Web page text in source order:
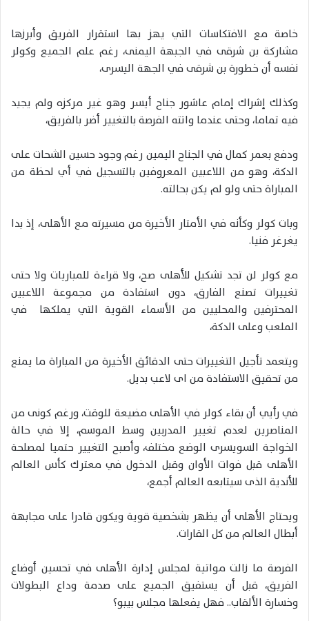
خاصة مع الافتكاسات التي يهز بها استقرار الفريق وأبرزها
مشاركة بن شرقى في الجبهة اليمنى، رغم علم الجميع وكولر
نفسه أن خطورة بن شرقى في الجهة اليسرى،
وكذلك إشراك إمام عاشور جناح أيسر وهو غير مركزه ولم يجيد
فيه تماما، وحتى عندما واتته الفرصة بالتغيير أضر بالفريق،
ودفع بعمر كمال في الجناح اليمين رغم وجود حسين الشحات على
الدكة، وهو من اللاعبين المعروفين بالتسجيل في أي لحظة من
المباراة حتى ولو لم يكن بحالته.
وبات كولر وكأنه في الأمتار الأخيرة من مسيرته مع الأهلى، إذ بدا
يغرغر فنيا.
مع كولر لن تجد تشكيل للأهلى صح، ولا قراءة للمباريات ولا حتى
تغييرات تصنع الفارق، دون استفادة من مجموعة اللاعبين
المحترفين والمحليين من الأسماء القوية التي يملكها في
الملعب وعلى الدكة،
ويتعمد تأجيل التغييرات حتى الدقائق الأخيرة من المباراة ما يمنع
من تحقيق الاستفادة من اى لاعب بديل.
في رأيي أن بقاء كولر في الأهلى مضيعة للوقت، ورغم كونى من
المناصرين لعدم تغيير المدربين وسط الموسم، إلا في حالة
الخواجة السويسرى الوضع مختلف، وأصبح التغيير حتميا لمصلحة
الأهلى قبل فوات الأوان وقبل الدخول في معترك كأس العالم
للأندية الذى سيتابعه العالم أجمع،
ويحتاج الأهلى أن يظهر بشخصية قوية ويكون قادرا على مجابهة
أبطال العالم من كل القارات.
الفرصة ما زالت مواتية لمجلس إدارة الأهلى في تحسين أوضاع
الفريق، قبل أن يستفيق الجميع على صدمة وداع البطولات
وخسارة الألقاب.. فهل يفعلها مجلس بيبو؟